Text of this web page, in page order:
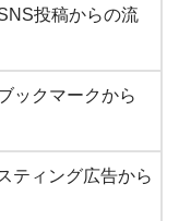
投稿からの流
ックマークから
ティング広告から